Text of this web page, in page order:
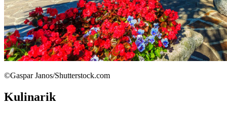
©Gaspar Janos/Shutterstock.com
Kulinarik